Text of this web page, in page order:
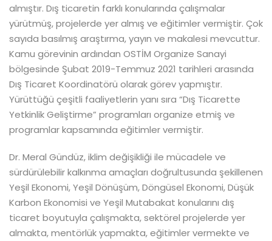
almıştır. Dış ticaretin farklı konularında çalışmalar
yürütmüş, projelerde yer almış ve eğitimler vermiştir. Çok
sayıda basılmış araştırma, yayın ve makalesi mevcuttur.
Kamu görevinin ardından OSTİM Organize Sanayi
bölgesinde Şubat 2019-Temmuz 2021 tarihleri arasında
Dış Ticaret Koordinatörü olarak görev yapmıştır.
Yürüttüğü çeşitli faaliyetlerin yanı sıra “Dış Ticarette
Yetkinlik Geliştirme” programları organize etmiş ve
programlar kapsamında eğitimler vermiştir.
Dr. Meral Gündüz, iklim değişikliği ile mücadele ve
sürdürülebilir kalkınma amaçları doğrultusunda şekillenen
Yeşil Ekonomi, Yeşil Dönüşüm, Döngüsel Ekonomi, Düşük
Karbon Ekonomisi ve Yeşil Mutabakat konularını dış
ticaret boyutuyla çalışmakta, sektörel projelerde yer
almakta, mentörlük yapmakta, eğitimler vermekte ve